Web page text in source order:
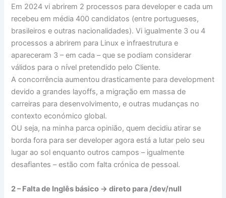
Em 2024 vi abrirem 2 processos para developer e cada um
recebeu em média 400 candidatos (entre portugueses,
brasileiros e outras nacionalidades). Vi igualmente 3 ou 4
processos a abrirem para Linux e infraestrutura e
apareceram 3 – em cada – que se podiam considerar
válidos para o nível pretendido pelo Cliente.
A concorrência aumentou drasticamente para development
devido a grandes layoffs, a migração em massa de
carreiras para desenvolvimento, e outras mudanças no
contexto económico global.
OU seja, na minha parca opinião, quem decidiu atirar se
borda fora para ser developer agora está a lutar pelo seu
lugar ao sol enquanto outros campos – igualmente
desafiantes – estão com falta crónica de pessoal.
2 – Falta de Inglês básico -> direto para /dev/null